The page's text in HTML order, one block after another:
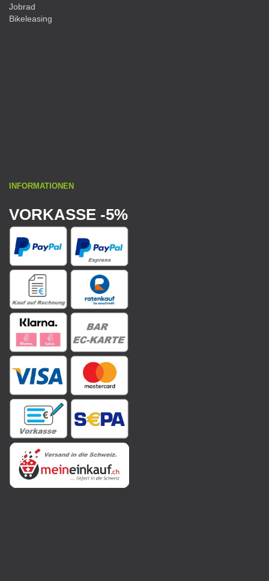
Jobrad
Bikeleasing
INFORMATIONEN
VORKASSE -5%